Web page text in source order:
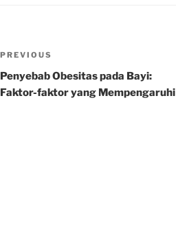
Post
navigation
Previous
Post
PREVIOUS
Penyebab Obesitas pada Bayi:
Faktor-faktor yang Mempengaruhi